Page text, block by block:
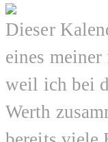
Dieser
eines
weil ich bei
Werth